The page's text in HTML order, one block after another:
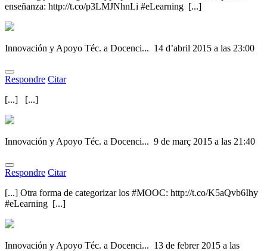
enseñanza: http://t.co/p3LMJNhnLi #eLearning [...]
Innovación y Apoyo Téc. a Docenci... 14 d’abril 2015 a las 23:00
Respondre Citar
[...] [...]
Innovación y Apoyo Téc. a Docenci... 9 de març 2015 a las 21:40
Respondre Citar
[...] Otra forma de categorizar los #MOOC: http://t.co/K5aQvb6Ihy
#eLearning [...]
Innovación y Apoyo Téc. a Docenci... 13 de febrer 2015 a las